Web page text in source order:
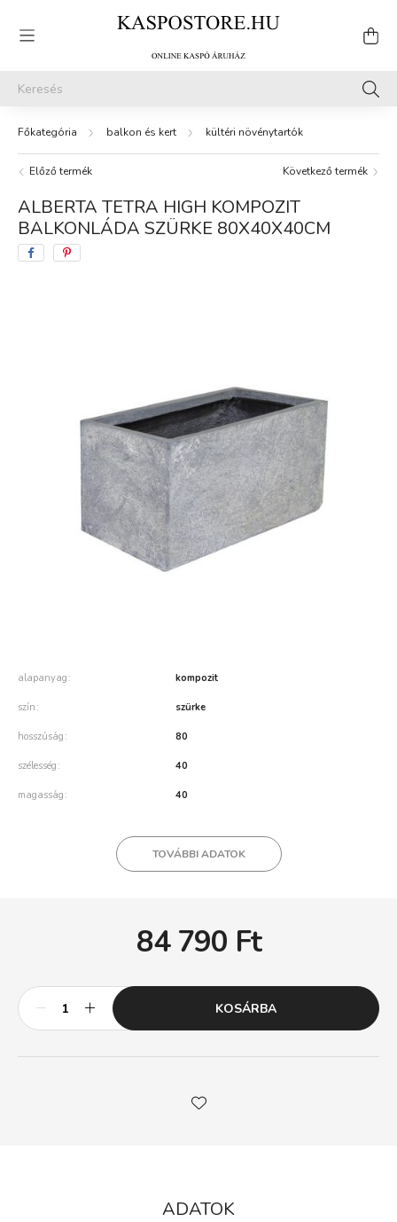
balkon és kert kültéri növénytartók
Előző termék Következő termék
ALBERTA TETRA HIGH KOMPOZIT
BALKONLÁDA SZÜRKE 80X40X40CM
alapanyag kompozit
szín szürke
hosszúság 80
szélesség 40
magasság 40
TOVÁBBI ADATOK
84 790 Ft
KOSÁRBA
ADATOK